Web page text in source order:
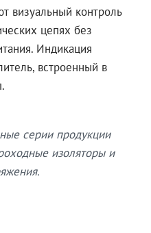
визуальный контроль
цепях без
Индикация
встроенный в
серии продукции
изоляторы и